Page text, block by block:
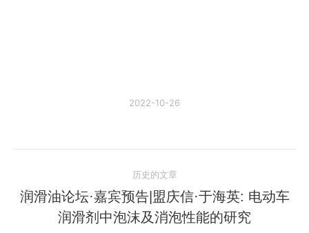
2022-10-26
章
历史的文章
历
史
润滑油论坛·嘉宾预告|盟庆信·于海英: 电动车
润滑剂中泡沫及消泡性能的研究